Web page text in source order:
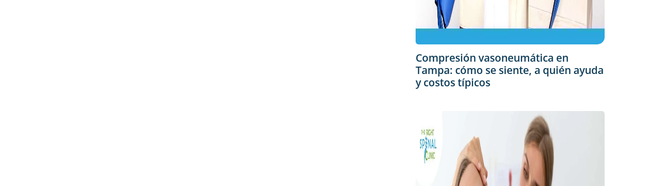
Compresión vasoneumática en
Tampa: cómo se siente, a quién ayuda
y costos típicos